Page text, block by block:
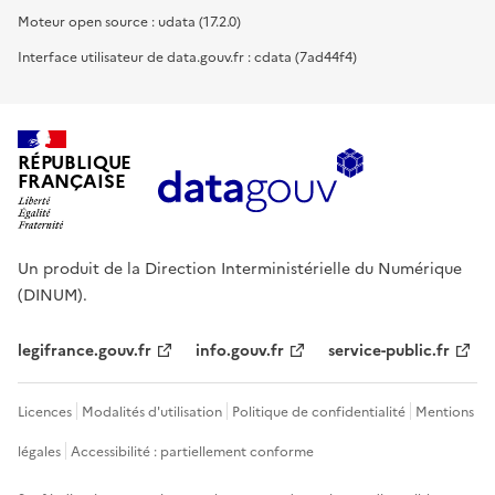
Moteur open source : udata (17.2.0)
Interface utilisateur de data.gouv.fr : cdata (7ad44f4)
RÉPUBLIQUE
FRANÇAISE
Un produit de la Direction Interministérielle du Numérique
(DINUM).
legifrance.gouv.fr info.gouv.fr service-public.fr
Licences Modalités d'utilisation Politique de confidentialité Mentions
légales Accessibilité : partiellement conforme